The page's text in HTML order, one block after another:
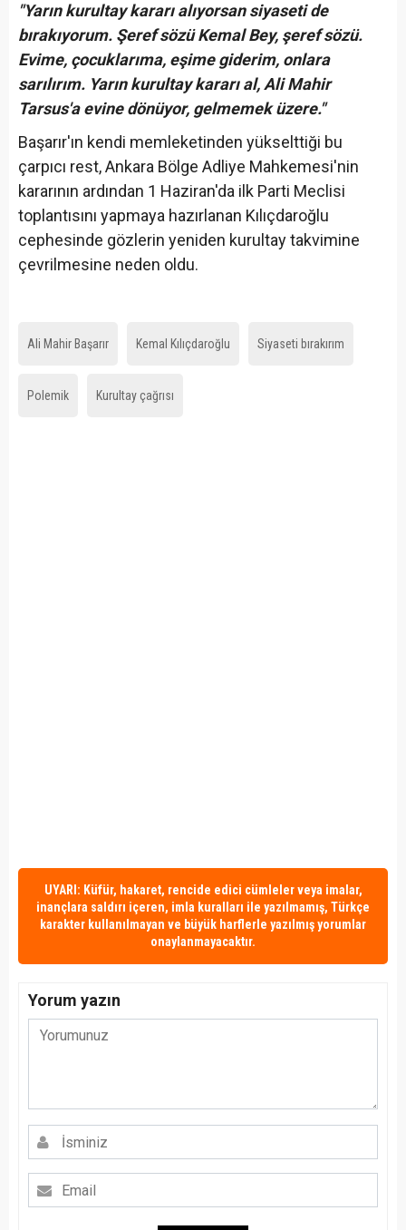
"Yarın kurultay kararı alıyorsan siyaseti de
bırakıyorum. Şeref sözü Kemal Bey, şeref sözü.
Evime, çocuklarıma, eşime giderim, onlara
sarılırım. Yarın kurultay kararı al, Ali Mahir
Tarsus'a evine dönüyor, gelmemek üzere."
Başarır'ın kendi memleketinden yükselttiği bu
çarpıcı rest, Ankara Bölge Adliye Mahkemesi'nin
kararının ardından 1 Haziran'da ilk Parti Meclisi
toplantısını yapmaya hazırlanan Kılıçdaroğlu
cephesinde gözlerin yeniden kurultay takvimine
çevrilmesine neden oldu.
Ali Mahir Başarır Kemal Kılıçdaroğlu Siyaseti bırakırım
Polemik Kurultay çağrısı
UYARI: Küfür, hakaret, rencide edici cümleler veya imalar,
inançlara saldırı içeren, imla kuralları ile yazılmamış, Türkçe
karakter kullanılmayan ve büyük harflerle yazılmış yorumlar
onaylanmayacaktır.
Yorum yazın